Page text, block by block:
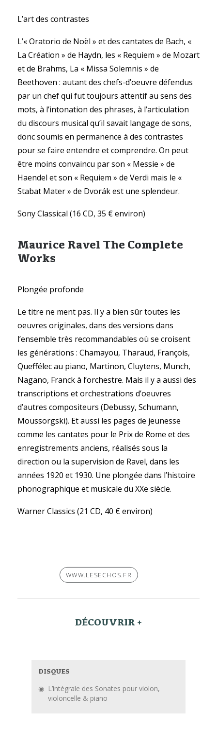
L’art des contrastes
L’« Oratorio de Noël » et des cantates de Bach, «
La Création » de Haydn, les « Requiem » de Mozart
et de Brahms, La « Missa Solemnis » de
Beethoven : autant des chefs-d’oeuvre défendus
par un chef qui fut toujours attentif au sens des
mots, à l’intonation des phrases, à l’articulation
du discours musical qu’il savait langage de sons,
donc soumis en permanence à des contrastes
pour se faire entendre et comprendre. On peut
être moins convaincu par son « Messie » de
Haendel et son « Requiem » de Verdi mais le «
Stabat Mater » de Dvorák est une splendeur.
Sony Classical (16 CD, 35 € environ)
Maurice Ravel The Complete
Works
Plongée profonde
Le titre ne ment pas. Il y a bien sûr toutes les
oeuvres originales, dans des versions dans
l’ensemble très recommandables où se croisent
les générations : Chamayou, Tharaud, François,
Queffélec au piano, Martinon, Cluytens, Munch,
Nagano, Franck à l’orchestre. Mais il y a aussi des
transcriptions et orchestrations d’oeuvres
d’autres compositeurs (Debussy, Schumann,
Moussorgski). Et aussi les pages de jeunesse
comme les cantates pour le Prix de Rome et des
enregistrements anciens, réalisés sous la
direction ou la supervision de Ravel, dans les
années 1920 et 1930. Une plongée dans l’histoire
phonographique et musicale du XXe siècle.
Warner Classics (21 CD, 40 € environ)
WWW.LESECHOS.FR
DÉCOUVRIR +
DISQUES
L’intégrale des Sonates pour violon,
violoncelle & piano